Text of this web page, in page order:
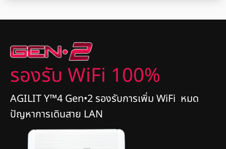
รองรับ WiFi 100%
AGILIT Y™4 Gen•2 รองรับการเพิ่ม WiFi หมด
ปัญหาการเดินสาย LAN